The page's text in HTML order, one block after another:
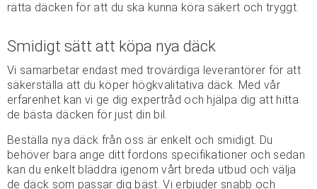
rätta däcken för att du ska kunna köra säkert och tryggt.
Smidigt sätt att köpa nya däck
Vi samarbetar endast med trovärdiga leverantörer för att
säkerställa att du köper högkvalitativa däck. Med vår
erfarenhet kan vi ge dig expertråd och hjälpa dig att hitta
de bästa däcken för just din bil.
Beställa nya däck från oss är enkelt och smidigt. Du
behöver bara ange ditt fordons specifikationer och sedan
kan du enkelt bläddra igenom vårt breda utbud och välja
de däck som passar dig bäst. Vi erbjuder snabb och